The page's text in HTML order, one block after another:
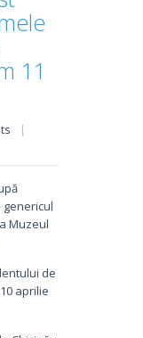
11
|
Muzeul
de
aprilie